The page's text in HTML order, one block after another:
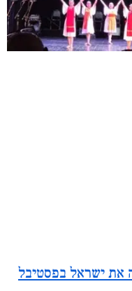
את ישראל בפסטיבל